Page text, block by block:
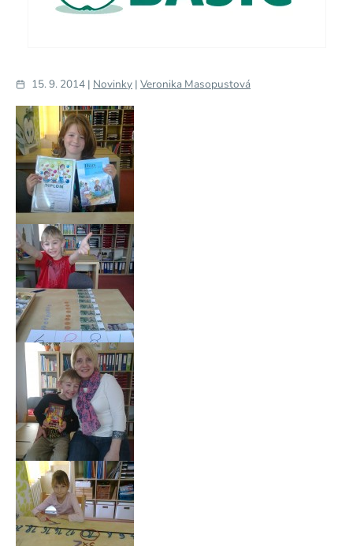
15. 9. 2014 | Novinky | Veronika Masopustová